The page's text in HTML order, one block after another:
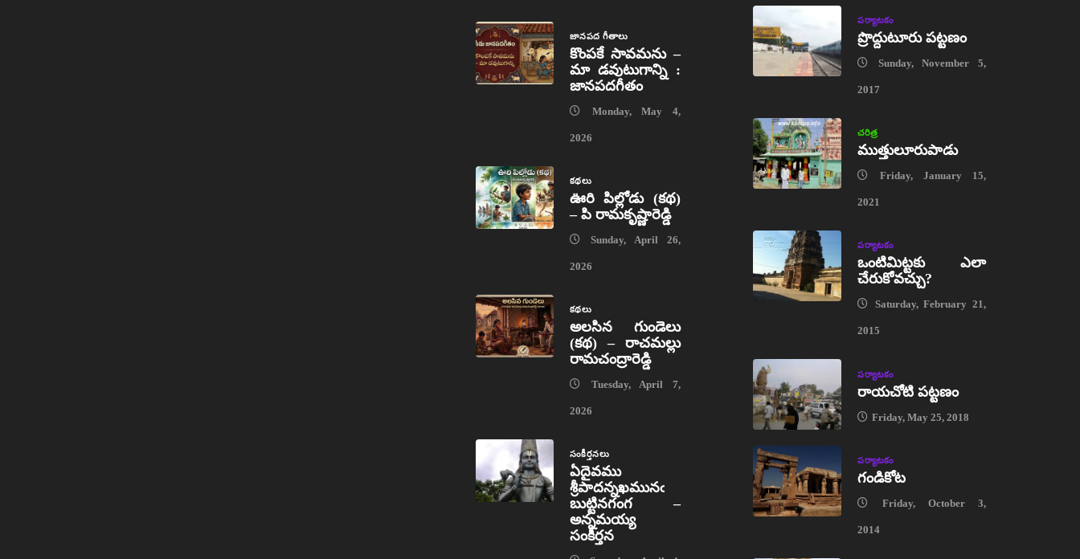
జానపద గీతాలు
కొంపకే సావమను –
మా డవుటుగాన్ని :
జానపదగీతం
Monday, May 4,
2026
కథలు
ఊరి పిల్లోడు (కథ)
– పి రామకృష్ణారెడ్డి
Sunday, April 26,
2026
కథలు
అలసిన గుండెలు
(కథ) – రాచమల్లు
రామచంద్రారెడ్డి
Tuesday, April 7,
2026
సంకీర్తనలు
ఏదైవము
శ్రీపాదన్నఖమునఁ
బుట్టినగంగ –
అన్నమయ్య
సంకీర్తన
పర్యాటకం
ప్రొద్దుటూరు పట్టణం
Sunday, November 5,
2017
చరిత్ర
ముత్తులూరుపాడు
Friday, January 15,
2021
పర్యాటకం
ఒంటిమిట్టకు ఎలా
చేరుకోవచ్చు?
Saturday, February 21,
2015
పర్యాటకం
రాయచోటి పట్టణం
Friday, May 25, 2018
పర్యాటకం
గండికోట
Friday, October 3,
2014